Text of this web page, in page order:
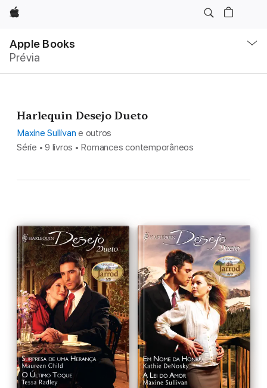
Apple
Apple Books
Prévia
Nav
Abrir
menu
Harlequin Desejo Dueto
Maxine Sullivan e outros
Série • 9 livros • Romances contemporâneos